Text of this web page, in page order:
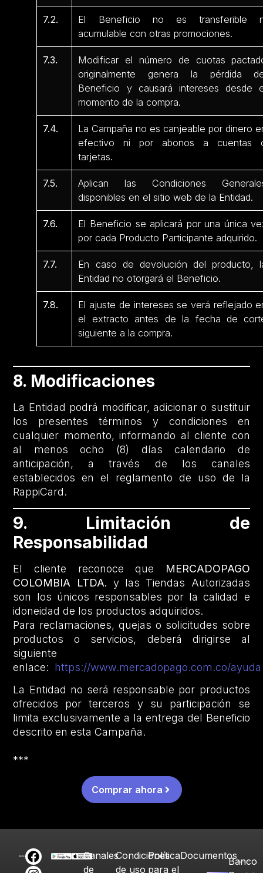
7.2.
El Beneficio no es transferible
acumulable con otras promociones.
7.3.
Modificar el número de cuotas
originalmente genera la pérdida
Beneficio y causará intereses desde
momento de la compra.
7.4.
La Campaña no es canjeable por dinero
efectivo ni por abonos a cuentas
tarjetas.
7.5.
Aplican las Condiciones
disponibles en el sitio web de la Entidad.
7.6.
El Beneficio se aplicará por una única
por cada Producto Participante adquirido.
7.7.
En caso de devolución del producto,
Entidad no otorgará el Beneficio.
7.8.
El ajuste de intereses se verá reflejado
el extracto antes de la fecha de
siguiente a la compra.
8. Modificaciones
La Entidad podrá modificar, adicionar o sustituir
los presentes términos y condiciones en
cualquier momento, informando al cliente con
al menos ocho (8) días calendario de
anticipación, a través de los canales
establecidos en el reglamento de uso de la
RappiCard.
9. Limitación de
Responsabilidad
El cliente reconoce que
MERCADOPAGO
COLOMBIA LTDA. y las Tiendas Autorizadas
son los únicos responsables por la calidad e
idoneidad de los productos adquiridos.
Para reclamaciones, quejas o solicitudes sobre
productos o servicios, deberá dirigirse al
siguiente
enlace: https://www.mercadopago.com.co/ayuda
La Entidad no será responsable por productos
ofrecidos por terceros y su participación se
limita exclusivamente a la entrega del Beneficio
descrito en esta Campaña.
***
Comprar ahora
Canales
de
Condiciones
de uso
Política
para el
DocumentosBanco